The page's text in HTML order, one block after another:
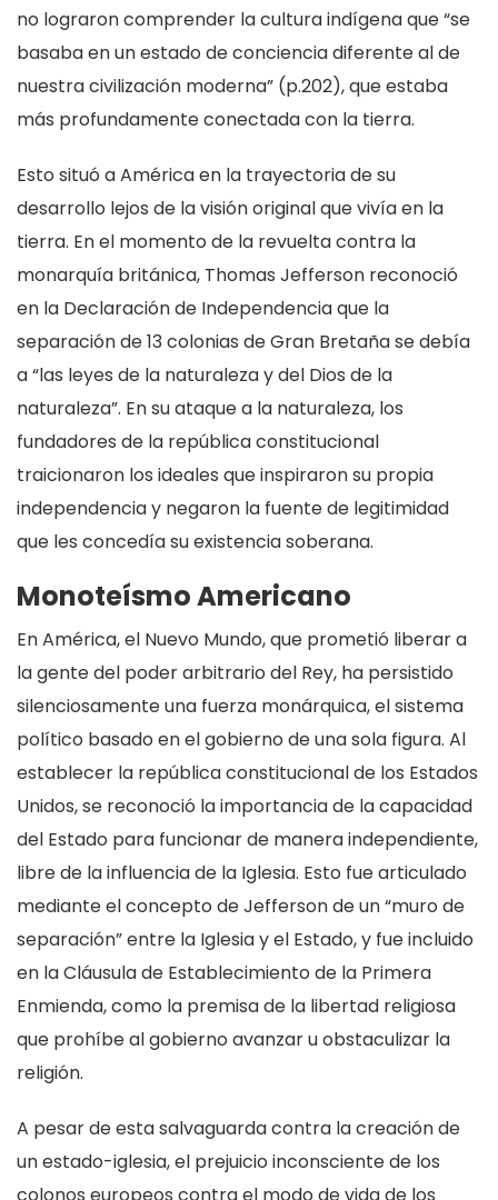
no lograron comprender la cultura indígena que “se
basaba en un estado de conciencia diferente al de
nuestra civilización moderna” (p.202), que estaba
más profundamente conectada con la tierra.
Esto situó a América en la trayectoria de su
desarrollo lejos de la visión original que vivía en la
tierra. En el momento de la revuelta contra la
monarquía británica, Thomas Jefferson reconoció
en la Declaración de Independencia que la
separación de 13 colonias de Gran Bretaña se debía
a “las leyes de la naturaleza y del Dios de la
naturaleza”. En su ataque a la naturaleza, los
fundadores de la república constitucional
traicionaron los ideales que inspiraron su propia
independencia y negaron la fuente de legitimidad
que les concedía su existencia soberana.
Monoteísmo Americano
En América, el Nuevo Mundo, que prometió liberar a
la gente del poder arbitrario del Rey, ha persistido
silenciosamente una fuerza monárquica, el sistema
político basado en el gobierno de una sola figura. Al
establecer la república constitucional de los Estados
Unidos, se reconoció la importancia de la capacidad
del Estado para funcionar de manera independiente,
libre de la influencia de la Iglesia. Esto fue articulado
mediante el concepto de Jefferson de un “muro de
separación” entre la Iglesia y el Estado, y fue incluido
en la Cláusula de Establecimiento de la Primera
Enmienda, como la premisa de la libertad religiosa
que prohíbe al gobierno avanzar u obstaculizar la
religión.
A pesar de esta salvaguarda contra la creación de
un estado-iglesia, el prejuicio inconsciente de los